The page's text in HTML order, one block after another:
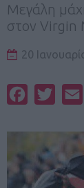
Μεγάλη
στον Virgin
20
Facebook